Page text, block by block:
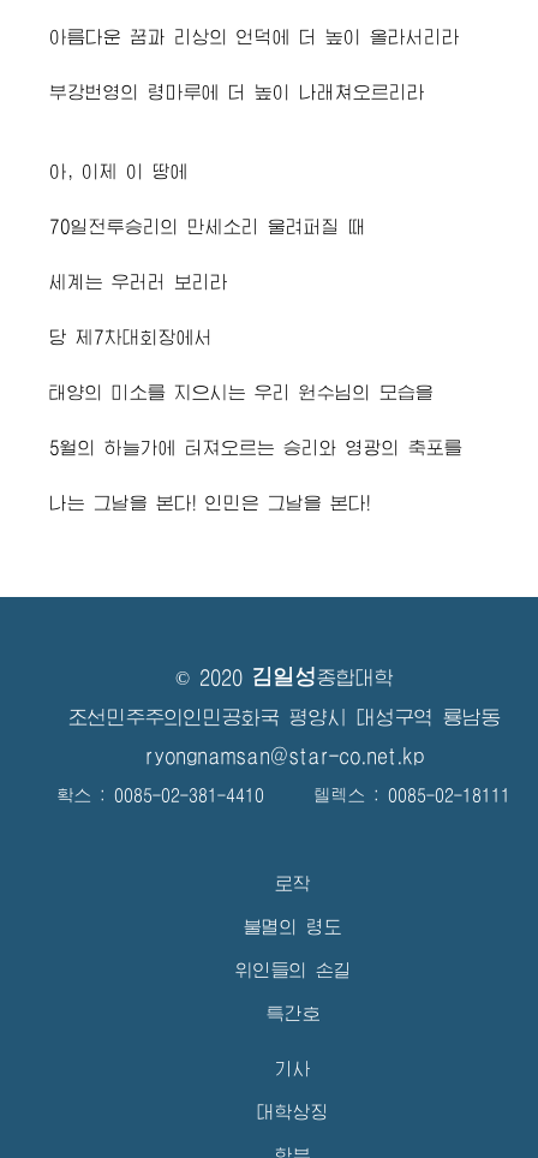
아름다운 꿈과 리상의 언덕에 더 높이 올라서리라
부강번영의 령마루에 더 높이 나래쳐오르리라
아, 이제 이 땅에
70일전투승리의 만세소리 울려퍼질 때
세계는 우러러 보리라
당 제7차대회장에서
태양의 미소를 지으시는 우리 원수님 의 모습을
5월의 하늘가에 터져오르는 승리와 영광의 축포를
나는 그날을 본다! 인민은 그날을 본다!
© 2020 김일성종합대학
조선민주주의인민공화국 평양시 대성구역 룡남동
ryongnamsan@star-co.net.kp
확스 : 0085-02-381-4410 텔렉스 : 0085-02-18111
로작
불멸의 령도
위인들의 손길
특간호
기사
대학상징